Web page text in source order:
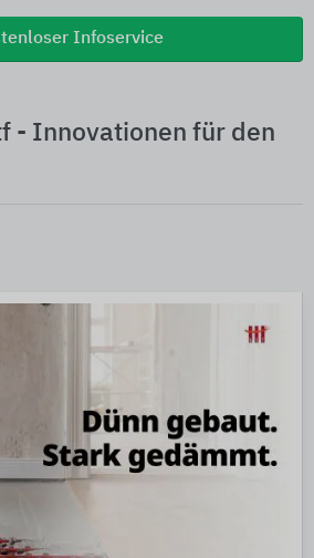
Infoservice
- Innovationen für den